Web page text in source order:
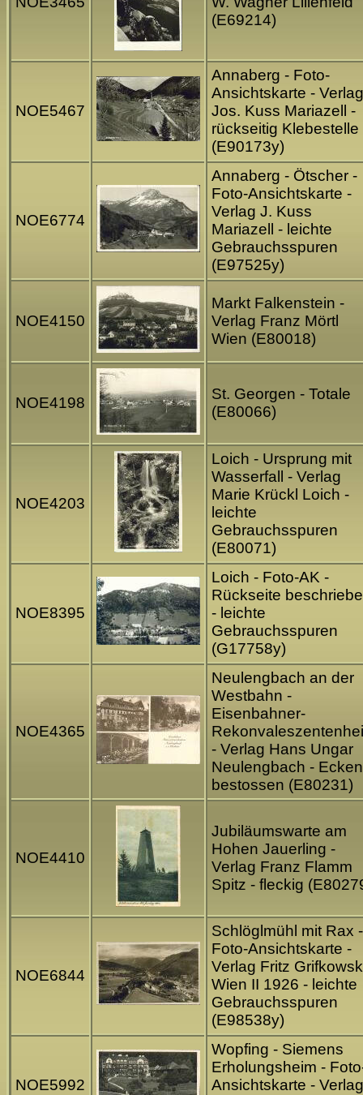
(E69214)
NOE5467
Annaberg - Foto-
Ansichtskarte - Verlag
Jos. Kuss Mariazell -
rückseitig Klebestelle
(E90173y)
NOE6774
Annaberg - Ötscher -
Foto-Ansichtskarte -
Verlag J. Kuss
Mariazell - leichte
Gebrauchsspuren
(E97525y)
NOE4150
Markt Falkenstein -
Verlag Franz Mörtl
Wien (E80018)
NOE4198
St. Georgen - Totale
(E80066)
NOE4203
Loich - Ursprung mit
Wasserfall - Verlag
Marie Krückl Loich -
leichte
Gebrauchsspuren
(E80071)
NOE8395
Loich - Foto-AK -
Rückseite
- leichte
Gebrauchsspuren
(G17758y)
NOE4365
Neulengbach an der
Westbahn -
Eisenbahner-
- Verlag Hans Ungar
Neulengbach - Ecken
bestossen (E80231)
NOE4410
Jubiläumswarte am
Hohen Jauerling -
Verlag Franz Flamm
Spitz - fleckig
NOE6844
Schlöglmühl mit Rax -
Foto-Ansichtskarte -
Verlag Fritz
Wien II 1926 - leichte
Gebrauchsspuren
(E98538y)
NOE5992
Wopfing - Siemens
Erholungsheim -
Ansichtskarte - Verlag